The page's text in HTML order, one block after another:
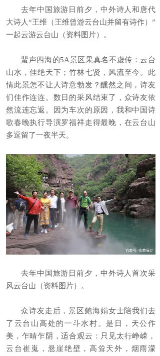
去年中国旅游日前夕，中外诗人和唐代
大诗人“王维（王维曾游云台山并留有诗作）”
一起云游云台山（资料图片）。
蜚声四海的5A景区果真名不虚传：云台
山水，佳绝天下；竹林七贤，风流至今。此
情此景怎不让人诗意勃发？醺然之间，诗友
们佳作连连。数日的采风结束了，众诗友依
然流连忘返。因为车次的原因，我和中国诗
歌春晚执行导演罗福祥走得最晚，在云台山
多逗留了一夜半天。
去年中国旅游日前夕，中外诗人首次采
风云台山（资料图片）。
众诗友走后，景区鲍海娟女士陪我们去
了云台山高处的一斗水村。是日，天公作
美，乍晴乍阴，适合观云：只见太行峥嵘，
云台崔嵬，悬崖绝壁，高耸天外，烟雨濛